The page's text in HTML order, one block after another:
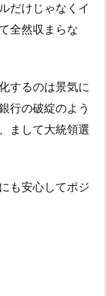
だけじゃなくイ
全然収まらな
するのは景気に
行の破綻のよう
まして大統領選
も安心してポジ